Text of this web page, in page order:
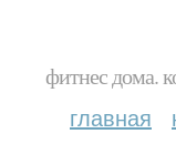
фитнес дома.
главная